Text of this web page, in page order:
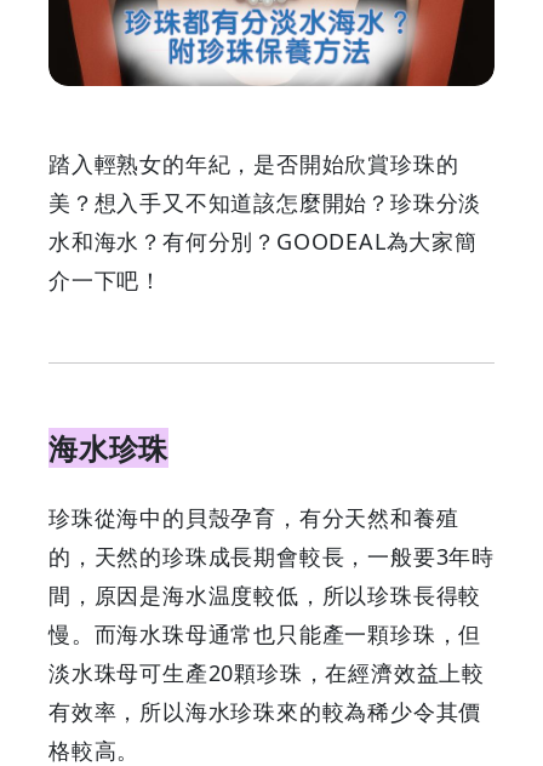
水？
GOODEAL
踏入輕熟女的年紀，是否開始欣賞珍珠的
美？想入手又不知道該怎麼開始？珍珠分淡
水和海水？有何分別？GOODEAL為大家簡
介一下吧！
海水珍珠
珍珠從海中的貝殼孕育，有分天然和養殖
的，天然的珍珠成長期會較長，一般要3年時
間，原因是海水温度較低，所以珍珠長得較
慢。而海水珠母通常也只能產一顆珍珠，但
淡水珠母可生產20顆珍珠，在經濟效益上較
有效率，所以海水珍珠來的較為稀少令其價
格較高。